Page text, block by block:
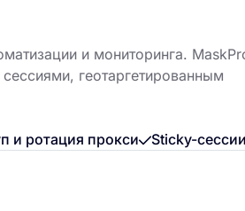
и мониторинга.
геотаргетированным
и ротация прокси Sticky-